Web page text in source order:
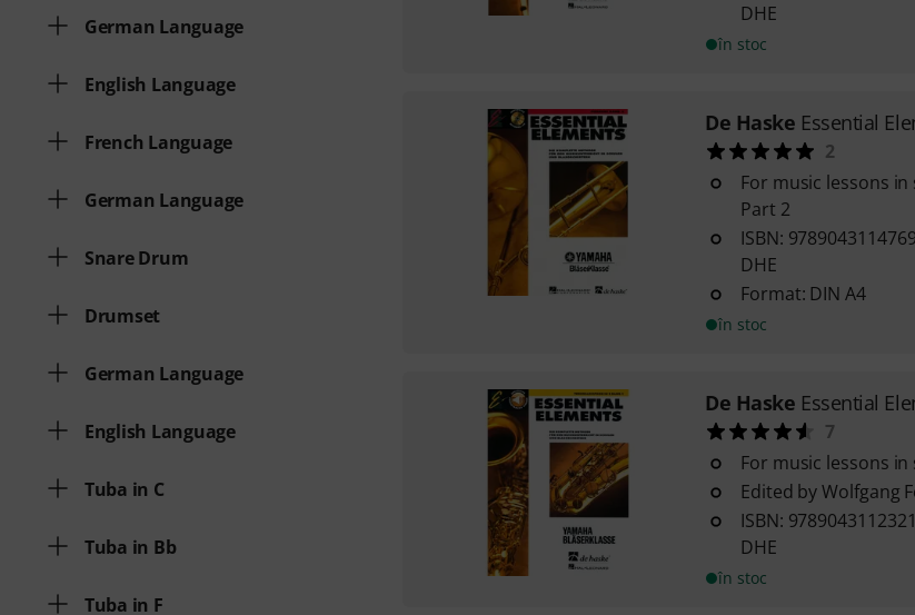
German Language
English Language
French Language
German Language
Snare Drum
Drumset
German Language
English Language
Tuba in C
Tuba in Bb
Tuba in F
DHE
în stoc
De Haske Essential
2
For music lessons
Part 2
ISBN:
DHE
Format: DIN A4
în stoc
De Haske Essential
7
For music lessons
Edited by Wolfgang
ISBN:
DHE
în stoc